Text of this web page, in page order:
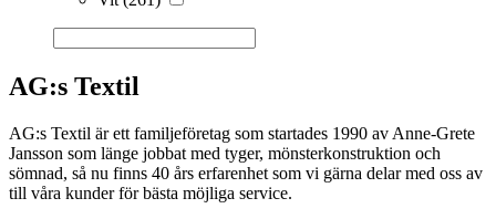
AG:s Textil
AG:s Textil är ett familjeföretag som startades 1990 av Anne-Grete
Jansson som länge jobbat med tyger, mönsterkonstruktion och
sömnad, så nu finns 40 års erfarenhet som vi gärna delar med oss av
till våra kunder för bästa möjliga service.